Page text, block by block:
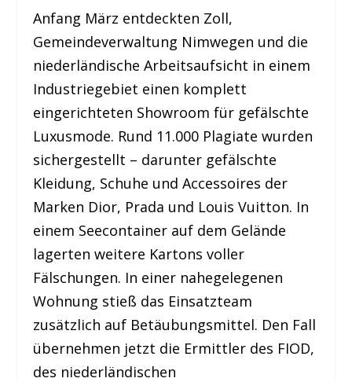
Anfang März entdeckten Zoll,
Gemeindeverwaltung Nimwegen und die
niederländische Arbeitsaufsicht in einem
Industriegebiet einen komplett
eingerichteten Showroom für gefälschte
Luxusmode. Rund 11.000 Plagiate wurden
sichergestellt – darunter gefälschte
Kleidung, Schuhe und Accessoires der
Marken Dior, Prada und Louis Vuitton. In
einem Seecontainer auf dem Gelände
lagerten weitere Kartons voller
Fälschungen. In einer nahegelegenen
Wohnung stieß das Einsatzteam
zusätzlich auf Betäubungsmittel. Den Fall
übernehmen jetzt die Ermittler des FIOD,
des niederländischen